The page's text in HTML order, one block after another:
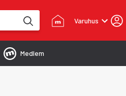
Varuhus
Medlem